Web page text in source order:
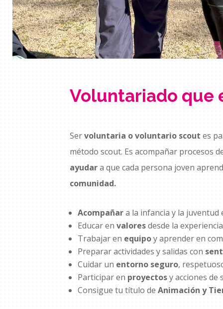
Voluntariado que
Servoluntaria o voluntario scout es
método scout. Es acompañar procesos
ayudara que cada persona joven
comunidad.
Acompañara la infancia y la juventud
Educar en valoresdesde la
Trabajar en equipoy aprender en
Preparar actividades y salidas con
Cuidar un entorno seguro,
Participar en proyectosy acciones de
Consigue tu título de Animación y